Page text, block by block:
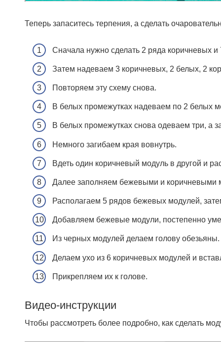
Теперь запаситесь терпения, а сделать
Сначала нужно сделать 2 ряда коричневых
Затем надеваем 3 коричневых, 2 белых, 2
Повторяем эту схему снова.
В белых промежутках надеваем по 2 белых
В белых промежутках снова одеваем три, а
Немного загибаем края вовнутрь.
Вдеть один коричневый модуль в другой и
Далее заполняем бежевыми и коричневыми
Располагаем 5 рядов бежевых модулей,
Добавляем бежевые модули, постепенно
Из черных модулей делаем голову обезьяны.
Делаем ухо из 6 коричневых модулей и
Прикрепляем их к голове.
Видео-инструкции
Чтобы рассмотреть более подробно, как сделать